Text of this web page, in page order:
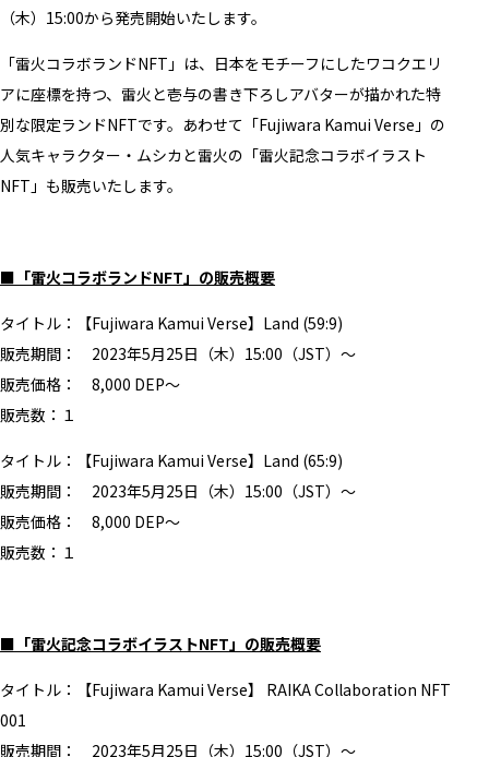
（木）15:00から発売開始いたします。
「雷火コラボランドNFT」は、日本をモチーフにしたワコクエリ
アに座標を持つ、雷火と壱与の書き下ろしアバターが描かれた特
別な限定ランドNFTです。あわせて「Fujiwara Kamui Verse」の
人気キャラクター・ムシカと雷火の「雷火記念コラボイラスト
NFT」も販売いたします。
■「雷火コラボランドNFT」の販売概要
タイトル：【Fujiwara Kamui Verse】Land (59:9)
販売期間： 2023年5月25日（木）15:00（JST）〜
販売価格： 8,000 DEP〜
販売数：１
タイトル：【Fujiwara Kamui Verse】Land (65:9)
販売期間： 2023年5月25日（木）15:00（JST）〜
販売価格： 8,000 DEP〜
販売数：１
■「雷火記念コラボイラストNFT」の販売概要
タイトル：【Fujiwara Kamui Verse】 RAIKA Collaboration NFT
001
販売期間： 2023年5月25日（木）15:00（JST）〜